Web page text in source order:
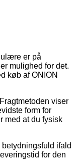
er på
mulighed for det.
køb af ONION
viser
form for
med at du fysisk
ifald
for den